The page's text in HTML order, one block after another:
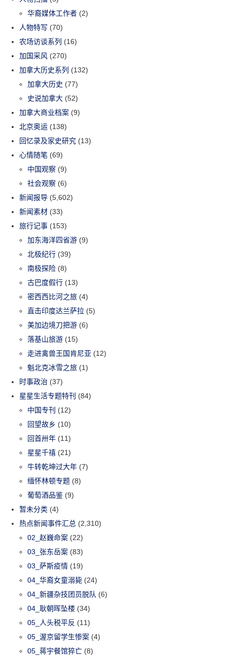
华裔媒体工作者 (2)
人物特写 (70)
农场访谈系列 (16)
加国采风 (270)
加拿大历史系列 (132)
加拿大历史 (77)
史说加拿大 (52)
加拿大商业档案 (9)
北京奥运 (138)
回忆录及家史研究 (13)
心情随笔 (69)
中国观察 (9)
社会观察 (6)
新闻报导 (5,602)
新闻素材 (33)
旅行记事 (153)
加东海洋四省游 (9)
北极纪行 (39)
南极探险 (8)
古巴度假行 (13)
密西西比河之旅 (4)
直击印度达兰萨拉 (5)
美加边境刀把游 (6)
落基山旅游 (15)
走进禽兽王国肯尼亚 (12)
魁北克冰雪之旅 (1)
时事政治 (37)
星星生活专题特刊 (84)
中国专刊 (12)
回望故乡 (10)
回首卅年 (11)
星星千禧 (21)
牛转乾坤过大年 (7)
缅怀林顿专题 (8)
葡萄酒品鉴 (9)
暂未分类 (4)
热点新闻事件汇总 (2,310)
02_赵巍命案 (22)
03_张东岳案 (83)
03_萨斯疫情 (19)
04_华裔女童溺毙 (24)
04_新疆杂技团员脱队 (6)
04_耿朝晖坠楼 (34)
05_人头税平反 (11)
05_渥京留学生惨案 (4)
05_蒋宇餐馆猝亡 (8)